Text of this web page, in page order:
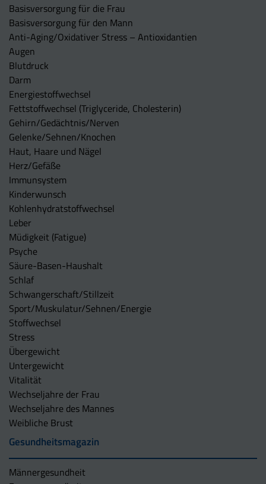
Basisversorgung für die Frau
Basisversorgung für den Mann
Anti-Aging/Oxidativer Stress – Antioxidantien
Augen
Blutdruck
Darm
Energiestoffwechsel
Fettstoffwechsel (Triglyceride, Cholesterin)
Gehirn/Gedächtnis/Nerven
Gelenke/Sehnen/Knochen
Haut, Haare und Nägel
Herz/Gefäße
Immunsystem
Kinderwunsch
Kohlenhydratstoffwechsel
Leber
Müdigkeit (Fatigue)
Psyche
Säure-Basen-Haushalt
Schlaf
Schwangerschaft/Stillzeit
Sport/Muskulatur/Sehnen/Energie
Stoffwechsel
Stress
Übergewicht
Untergewicht
Vitalität
Wechseljahre der Frau
Wechseljahre des Mannes
Weibliche Brust
Gesundheitsmagazin
Männergesundheit